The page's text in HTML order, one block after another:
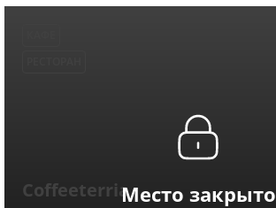
Место закрыто
Coffeeterria